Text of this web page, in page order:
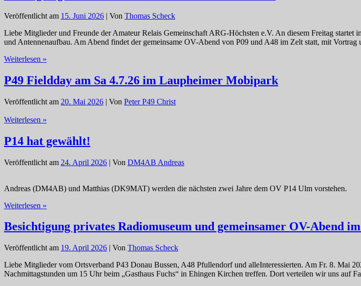
Saulgau.
Veröffentlicht am 15. Juni 2026 | Von Thomas Scheck
Liebe Mitglieder und Freunde der Amateur Relais Gemeinschaft ARG-Höchsten e.V. An diesem Freitag
und Antennenaufbau. Am Abend findet der gemeinsame OV-Abend von P09 und A48 im Zelt statt, mit
Weiterlesen »
das
Relaisfest
und
P49 Fieldday am Sa 4.7.26 im Laupheimer Mobipark
Veröffentlicht am 20. Mai 2026 | Von Peter P49 Christ
Weiterlesen »
am
Sa
im
P14 hat gewählt!
Veröffentlicht am 24. April 2026 | Von DM4AB Andreas
Andreas (DM4AB) und Matthias (DK9MAT) werden die nächsten zwei Jahre dem OV P14 Ulm vorstehen.
Weiterlesen »
gewählt!
Besichtigung privates Radiomuseum und gemeinsamer OV-Abend
Veröffentlicht am 19. April 2026 | Von Thomas Scheck
Liebe Mitglieder vom Ortsverband P43 Donau Bussen, A48 Pfullendorf und alleInteressierten. Am Fr. 8. Mai
Nachmittagstunden um 15 Uhr beim „Gasthaus Fuchs“ in Ehingen Kirchen treffen. Dort verteilen wir uns auf